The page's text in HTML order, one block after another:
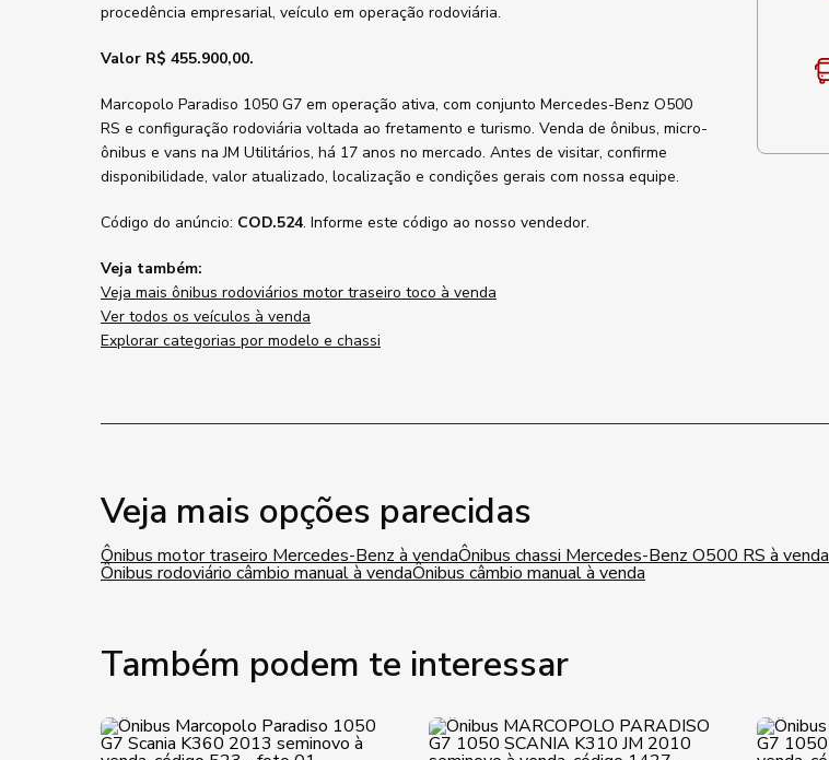
procedência empresarial, veículo em operação rodoviária.
Valor R$ 455.900,00.
Marcopolo Paradiso 1050 G7 em operação ativa, com conjunto Mercedes-Benz O500
RS e configuração rodoviária voltada ao fretamento e turismo. Venda de ônibus, micro-
ônibus e vans na JM Utilitários, há 17 anos no mercado. Antes de visitar, confirme
disponibilidade, valor atualizado, localização e condições gerais com nossa equipe.
Código do anúncio: COD.524. Informe este código ao nosso vendedor.
Veja também:
Veja mais ônibus rodoviários motor traseiro toco à venda
Ver todos os veículos à venda
Explorar categorias por modelo e chassi
Veja mais opções parecidas
Ônibus motor traseiro Mercedes-Benz à vendaÔnibus chassi Mercedes-Benz O500 RS à venda
Ônibus rodoviário câmbio manual à vendaÔnibus câmbio manual à venda
Também podem te interessar